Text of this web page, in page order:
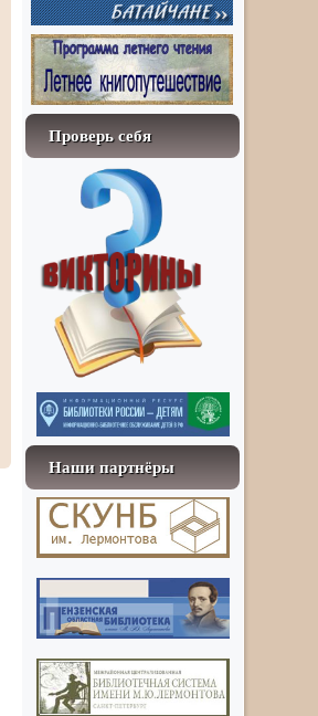
Проверь себя
Наши партнёры